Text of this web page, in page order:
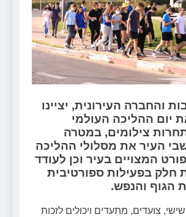
והחברה העירונית, יציינו
יום ההליכה העולמי
צילומים, במטרה
העיר את מסלולי ההליכה
המצויים בעיר וכן לעודד
חלק בפעילות ספורטיבית
הגוף והנפש.
יום שישי, צועדים, מתעדים ויכולים לזכות